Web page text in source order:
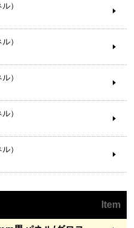
）
）
）
）
）
Item